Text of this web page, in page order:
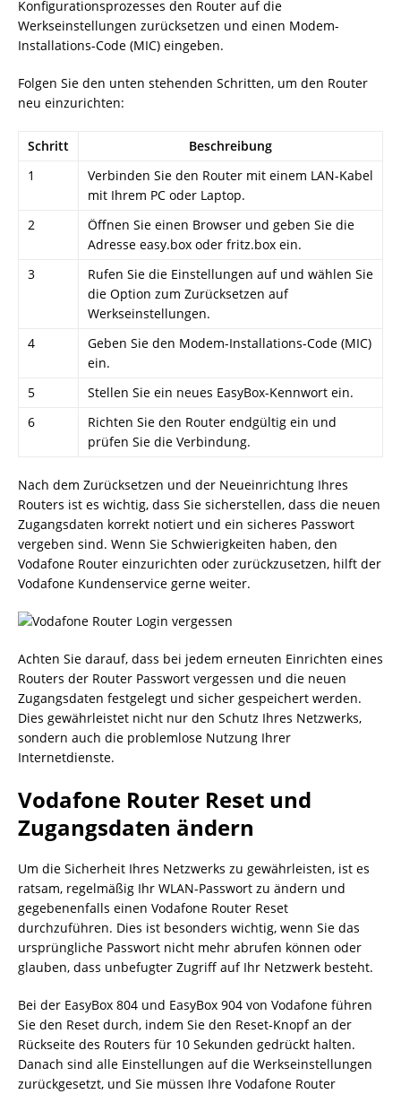
Konfigurationsprozesses den Router auf die
Werkseinstellungen zurücksetzen und einen Modem-
Installations-Code (MIC) eingeben.
Folgen Sie den unten stehenden Schritten, um den Router
neu einzurichten:
Schritt
Beschreibung
1
Verbinden Sie den Router mit einem LAN-Kabel
mit Ihrem PC oder Laptop.
2
Öffnen Sie einen Browser und geben Sie die
Adresse easy.box oder fritz.box ein.
3
Rufen Sie die Einstellungen auf und wählen Sie
die Option zum Zurücksetzen auf
Werkseinstellungen.
4
Geben Sie den Modem-Installations-Code (MIC)
ein.
5
Stellen Sie ein neues EasyBox-Kennwort ein.
6
Richten Sie den Router endgültig ein und
prüfen Sie die Verbindung.
Nach dem Zurücksetzen und der Neueinrichtung Ihres
Routers ist es wichtig, dass Sie sicherstellen, dass die neuen
Zugangsdaten korrekt notiert und ein sicheres Passwort
vergeben sind. Wenn Sie Schwierigkeiten haben, den
Vodafone Router einzurichten oder zurückzusetzen, hilft der
Vodafone Kundenservice gerne weiter.
Achten Sie darauf, dass bei jedem erneuten Einrichten eines
Routers der Router Passwort vergessen und die neuen
Zugangsdaten festgelegt und sicher gespeichert werden.
Dies gewährleistet nicht nur den Schutz Ihres Netzwerks,
sondern auch die problemlose Nutzung Ihrer
Internetdienste.
Vodafone Router Reset und
Zugangsdaten ändern
Um die Sicherheit Ihres Netzwerks zu gewährleisten, ist es
ratsam, regelmäßig Ihr WLAN-Passwort zu ändern und
gegebenenfalls einen Vodafone Router Reset
durchzuführen. Dies ist besonders wichtig, wenn Sie das
ursprüngliche Passwort nicht mehr abrufen können oder
glauben, dass unbefugter Zugriff auf Ihr Netzwerk besteht.
Bei der EasyBox 804 und EasyBox 904 von Vodafone führen
Sie den Reset durch, indem Sie den Reset-Knopf an der
Rückseite des Routers für 10 Sekunden gedrückt halten.
Danach sind alle Einstellungen auf die Werkseinstellungen
zurückgesetzt, und Sie müssen Ihre Vodafone Router